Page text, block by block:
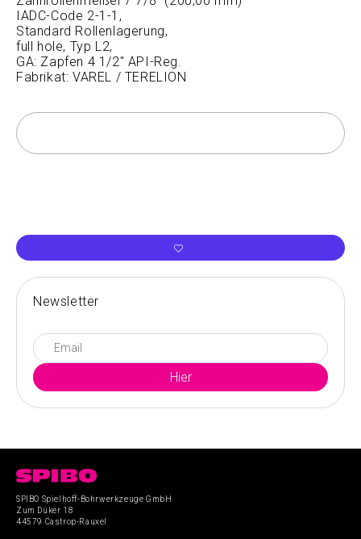
IADC-Code 2-1-1,
Standard Rollenlagerung,
full hole, Typ L2,
GA: Zapfen 4 1/2" API-Reg.
Fabrikat: VAREL / TERELION
Newsletter
SPIBO Spielhoff-Bohrwerkzeuge GmbH
Zum Düker 18
44579 Castrop-Rauxel